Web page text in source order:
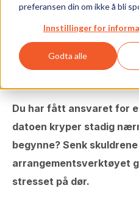
preferansen din om ikke å bli
Innstillinger for
Godta alle
Stresset eller
arrangementet
Margarita Terentyeva
Du har fått ansvaret for
datoen kryper stadig
begynne? Senk
arrangementsverktøyet
stresset på dør.